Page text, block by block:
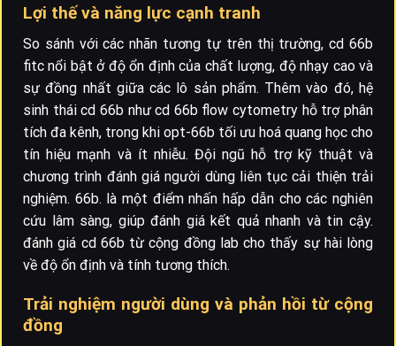
Lợi thế và năng lực cạnh tranh
So sánh với các nhãn tương tự trên thị trường, cd 66b
fitc nổi bật ở độ ổn định của chất lượng, độ nhạy cao và
sự đồng nhất giữa các lô sản phẩm. Thêm vào đó, hệ
sinh thái cd 66b như cd 66b flow cytometry hỗ trợ phân
tích đa kênh, trong khi opt-66b tối ưu hoá quang học cho
tín hiệu mạnh và ít nhiễu. Đội ngũ hỗ trợ kỹ thuật và
chương trình đánh giá người dùng liên tục cải thiện trải
nghiệm. 66b. là một điểm nhấn hấp dẫn cho các nghiên
cứu lâm sàng, giúp đánh giá kết quả nhanh và tin cậy.
đánh giá cd 66b từ cộng đồng lab cho thấy sự hài lòng
về độ ổn định và tính tương thích.
Trải nghiệm người dùng và phản hồi từ cộng
đồng